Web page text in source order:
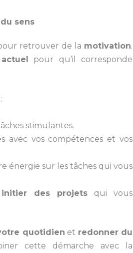
sens
retrouver de la motivation.
pour qu’il corresponde
stimulantes.
avec vos compétences et vos
énergie sur les tâches qui vous
initier des projetsqui vous
quotidien et redonner du
cette démarche avec la